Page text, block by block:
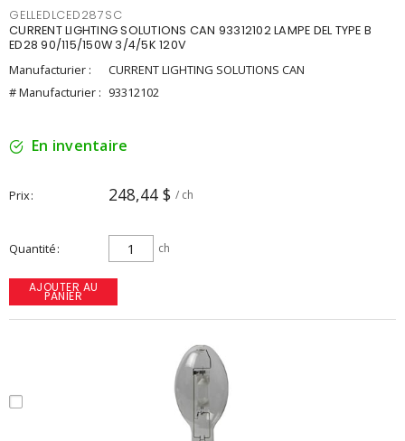
GELLEDLCED287SC
CURRENT LIGHTING SOLUTIONS CAN 93312102 LAMPE DEL TYPE B
ED28 90/115/150W 3/4/5K 120V
Manufacturier :
CURRENT LIGHTING SOLUTIONS CAN
# Manufacturier : 93312102
En inventaire
Prix 248,44 $ / ch
Quantité ch
AJOUTER AU
PANIER